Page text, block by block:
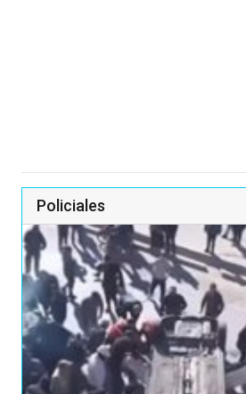
Policiales